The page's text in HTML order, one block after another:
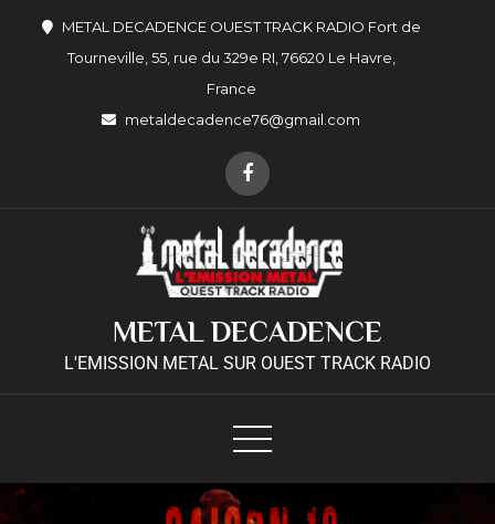
METAL DECADENCE OUEST TRACK RADIO Fort de
Tourneville, 55, rue du 329e RI, 76620 Le Havre,
France
metaldecadence76@gmail.com
METAL DECADENCE
L'EMISSION METAL SUR OUEST TRACK RADIO